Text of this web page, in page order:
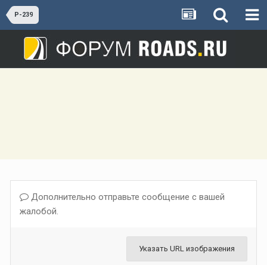
Р-239
Дополнительно отправьте сообщение с вашей
жалобой.
Указать URL изображения